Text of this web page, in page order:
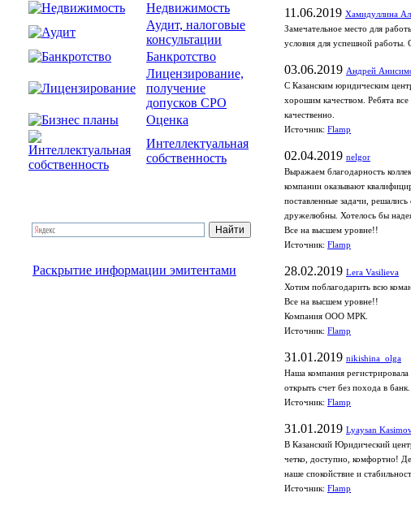
Недвижимость
Аудит, налоговые
консультации
Банкротство
Лицензирование,
получение
допусков СРО
Оценка
Интеллектуальная
собственность
Раскрытие информации эмитентами
11.06.2019 Хамидуллина
Замечательное место для
условия для успешной работы.
03.06.2019 Андрей
С Казанским юридическим
хорошим качеством. Ребята
качественно.
Источник: Flamp
02.04.2019 nelgor
Выражаем благодарность
компании оказывают
поставленные задачи,
дружелюбны. Хотелось бы
Все на высшем уровне!!
Источник: Flamp
28.02.2019 Lera Vasilieva
Хотим поблагодарить всю
Все на высшем уровне!!
Компания ООО МРК.
Источник: Flamp
31.01.2019 nikishina_olga
Наша компания
открыть счет без похода в
Источник: Flamp
31.01.2019 Lyaysan
В Казанский Юридический
четко, доступно, комфортно!
наше спокойствие и
Источник: Flamp